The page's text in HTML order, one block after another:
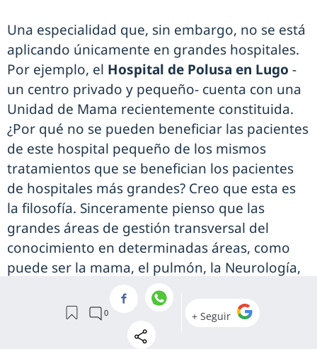
Una especialidad que, sin embargo, no se está
aplicando únicamente en grandes hospitales.
Por ejemplo, el Hospital de Polusa en Lugo -
un centro privado y pequeño- cuenta con una
Unidad de Mama recientemente constituida.
¿Por qué no se pueden beneficiar las pacientes
de este hospital pequeño de los mismos
tratamientos que se benefician los pacientes
de hospitales más grandes? Creo que esta es
la filosofía. Sinceramente pienso que las
grandes áreas de gestión transversal del
conocimiento en determinadas áreas, como
puede ser la mama, el pulmón, la Neurología,
el futuro de la gestión hospitalaria
en este país.